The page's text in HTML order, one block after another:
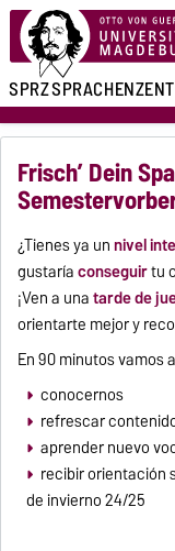
SPRZ
Frisch’ Dein
¿Tienes ya unnivel
gustaríaconseguirtu
¡Ven a unatarde de
orientarte mejor y
En 90 minutos vamos
conocernos
refrescar
aprender nuevo
recibir orientación
de invierno 24/25